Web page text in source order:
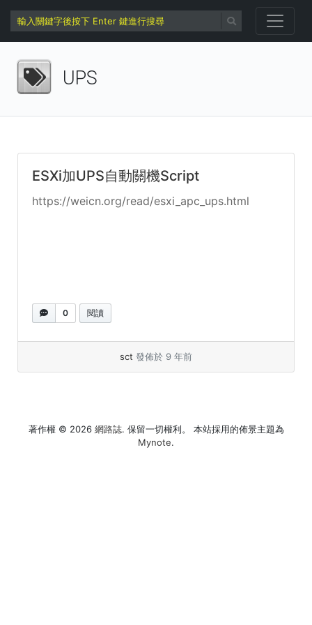
UPS
ESXi加UPS自動關機Script
https://weicn.org/read/esxi_apc_ups.html
0 閱讀
sct 發佈於 9 年前
著作權 © 2026 網路誌. 保留一切權利。 本站採用的佈景主題為
Mynote.